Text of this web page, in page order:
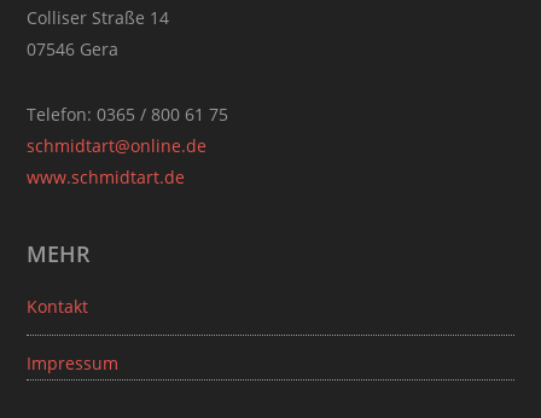
Colliser Straße 14
07546 Gera
Telefon: 0365 / 800 61 75
schmidtart@online.de
www.schmidtart.de
MEHR
Kontakt
Impressum